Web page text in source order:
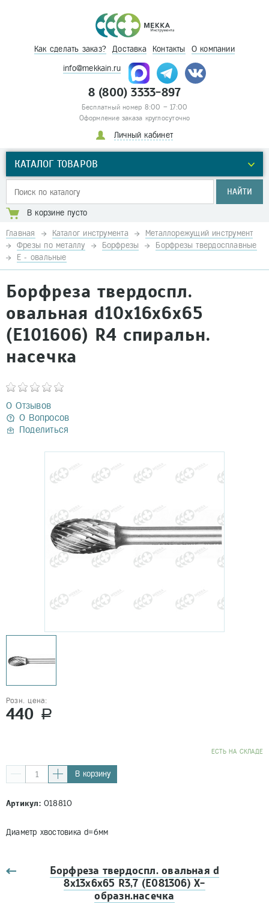
Как сделать заказ? Доставка Контакты О компании
info@mekkain.ru
8 (800) 3333-897
Бесплатный номер 8:00 – 17:00
Оформление заказа круглосуточно
Личный кабинет
КАТАЛОГ ТОВАРОВ
НАЙТИ
В корзине пусто
Главная Каталог инструмента
Металлорежущий инструмент
Фрезы по металлу
Борфрезы
Борфрезы твердосплавные
Е - овальные
Борфреза твердоспл.
овальная d10х16х6х65
(Е101606) R4 спиральн.
насечка
0 Отзывов
0 Вопросов
Поделиться
Розн. цена:
440 a
EСТЬ НА СКЛАДЕ
В корзину
Артикул:018810
Диаметр хвостовика d=6мм
Борфреза твердоспл. овальная d
8х13х6х65 R3,7 (Е081306) Х-
образн.насечка